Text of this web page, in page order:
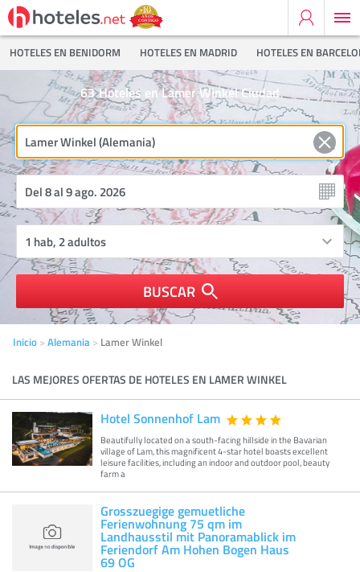
HOTELES EN BENIDORM HOTELES EN MADRID HOTELES EN
Hoteles en Lamer Winkel Ciudad
63
BUSCAR
Inicio Alemania Lamer Winkel
LAS MEJORES OFERTAS DE HOTELES EN LAMER WINKEL
Hotel Sonnenhof Lam
Beautifully located on a south-facing hillside in the Bavarian
village of Lam, this magnificent 4-star hotel boasts excellent
leisure facilities, including an indoor and outdoor pool, beauty
farm a
Grosszuegige gemuetliche
Ferienwohnung 75 qm im
Landhausstil mit Panoramablick im
Feriendorf Am Hohen Bogen Haus
69 OG